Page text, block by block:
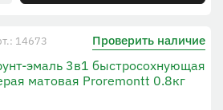
14673 Проверить наличие
эмаль 3в1 быстросохнующая
матовая Proremontt 0.8кг